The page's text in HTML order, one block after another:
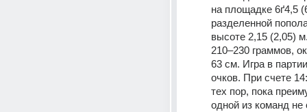
на площадке 6ґ4,5
разделенной
высоте 2,15 (2,05)
210–230 граммов,
63 см. Игра в
очков. При счете
тех пор, пока
одной из команд не